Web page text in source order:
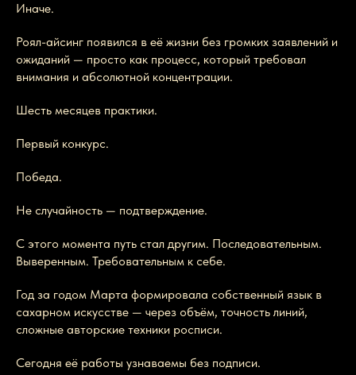
Иначе.
Роял-айсинг появился в её жизни без громких заявлений и
ожиданий — просто как процесс, который требовал
внимания и абсолютной концентрации.
Шесть месяцев практики.
Первый конкурс.
Победа.
Не случайность — подтверждение.
С этого момента путь стал другим. Последовательным.
Выверенным. Требовательным к себе.
Год за годом Марта формировала собственный язык в
сахарном искусстве — через объём, точность линий,
сложные авторские техники росписи.
Сегодня её работы узнаваемы без подписи.